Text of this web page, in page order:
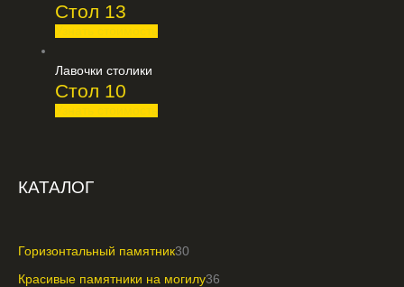
Стол 13
Лавочки столики
Стол 10
КАТАЛОГ
Горизонтальный памятник30
Красивые памятники на могилу36